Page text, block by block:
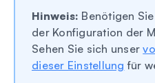
Hinweis: Benötigen
der Konfiguration der
Sehen Sie sich unser
dieser Einstellung für